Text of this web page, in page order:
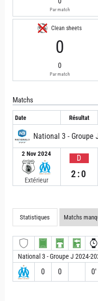
Par match
Clean sheets
0
0
Par match
Matchs
Date Résultat
National 3 - Groupe
2 Nov 2024
Extérieur
D
2:0
Statistiques Matchs
National 3 - Groupe J 2024-
0 0 0′